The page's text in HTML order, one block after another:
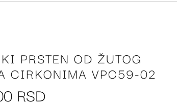
PRSTEN OD ŽUTOG
CIRKONIMA VPC59-02
RSD